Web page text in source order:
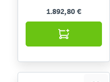
1.892,80 €